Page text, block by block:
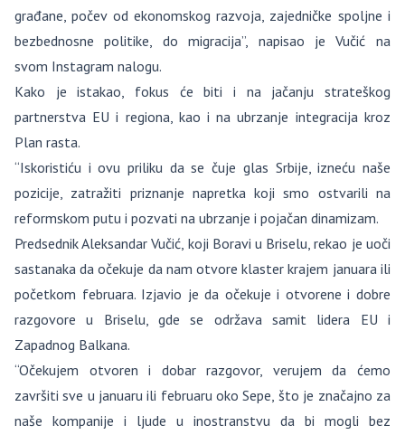
građane, počev od ekonomskog razvoja, zajedničke spoljne i
bezbednosne politike, do migracija”, napisao je Vučić na
svom Instagram nalogu.
Kako je istakao, fokus će biti i na jačanju strateškog
partnerstva EU i regiona, kao i na ubrzanje integracija kroz
Plan rasta.
“Iskoristiću i ovu priliku da se čuje glas Srbije, izneću naše
pozicije, zatražiti priznanje napretka koji smo ostvarili na
reformskom putu i pozvati na ubrzanje i pojačan dinamizam.
Predsednik Aleksandar Vučić, koji Boravi u Briselu, rekao je uoči
sastanaka da očekuje da nam otvore klaster krajem januara ili
početkom februara. Izjavio je da očekuje i otvorene i dobre
razgovore u Briselu, gde se održava samit lidera EU i
Zapadnog Balkana.
“Očekujem otvoren i dobar razgovor, verujem da ćemo
završiti sve u januaru ili februaru oko Sepe, što je značajno za
naše kompanije i ljude u inostranstvu da bi mogli bez